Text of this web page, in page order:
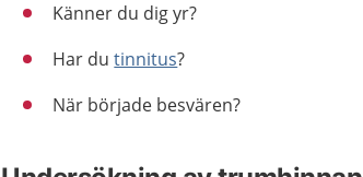
Känner du dig yr?
Har dutinnitus?
När började besvären?